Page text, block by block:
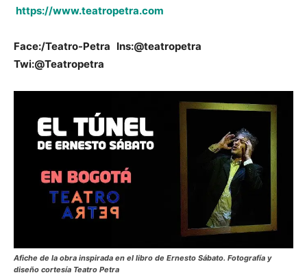
https://www.teatropetra.com
Face:/Teatro-Petra Ins:@teatropetra
Twi:@Teatropetra
Afiche de la obra inspirada en el libro de Ernesto Sábato. Fotografía y
diseño cortesía Teatro Petra